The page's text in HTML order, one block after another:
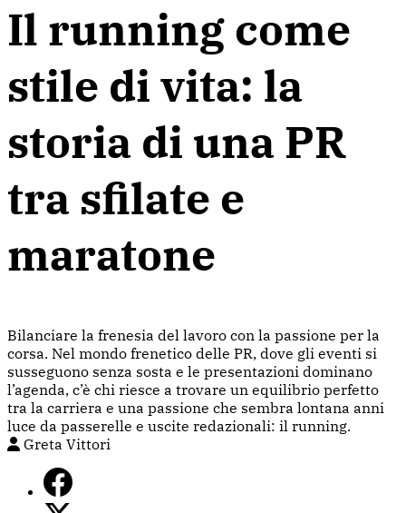
Il running come
stile di vita: la
storia di una PR
tra sfilate e
maratone
Bilanciare la frenesia del lavoro con la passione per la
corsa. Nel mondo frenetico delle PR, dove gli eventi si
susseguono senza sosta e le presentazioni dominano
l’agenda, c’è chi riesce a trovare un equilibrio perfetto
tra la carriera e una passione che sembra lontana anni
luce da passerelle e uscite redazionali: il running.
Greta Vittori